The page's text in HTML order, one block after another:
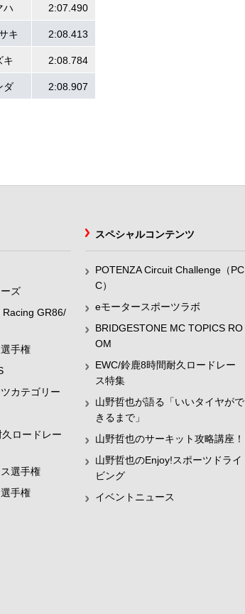
ハ 2:07.490
キ 2:08.413
キ 2:08.784
ダ 2:08.907
ズ
Racing GR86/
手権
カテゴリー
ロードレー
選手権
手権
スペシャルコンテンツ
POTENZA Circuit Challenge（PC
C）
eモータースポーツラボ
BRIDGESTONE MC TOPICS RO
OM
EWC/鈴鹿8時間耐久ロードレー
ス特集
山野哲也が語る「いいタイヤがで
きるまで」
山野哲也のサーキット攻略講座！
山野哲也のEnjoy!スポーツドライ
ビング
イベントニュース